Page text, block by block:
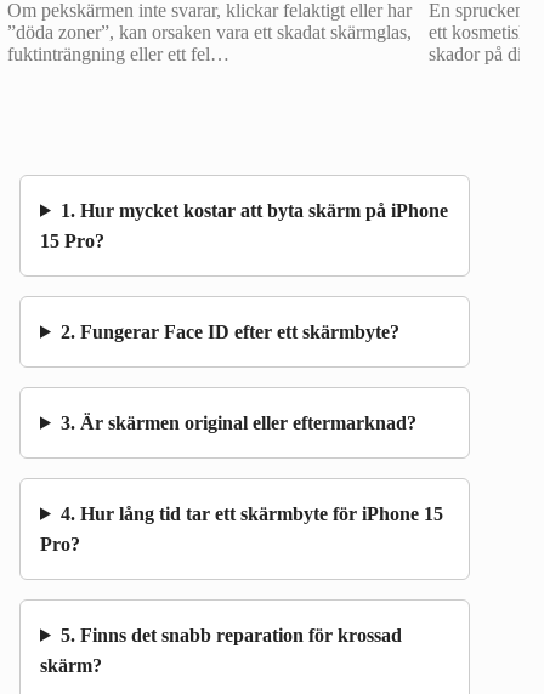
Om pekskärmen inte svarar, klickar felaktigt eller har
”döda zoner”, kan orsaken vara ett skadat skärmglas,
fuktinträngning eller ett fel…
En sprucken
ett kosmetiskt
skador på
1. Hur mycket kostar att byta skärm på iPhone
15 Pro?
2. Fungerar Face ID efter ett skärmbyte?
3. Är skärmen original eller eftermarknad?
4. Hur lång tid tar ett skärmbyte för iPhone 15
Pro?
5. Finns det snabb reparation för krossad
skärm?